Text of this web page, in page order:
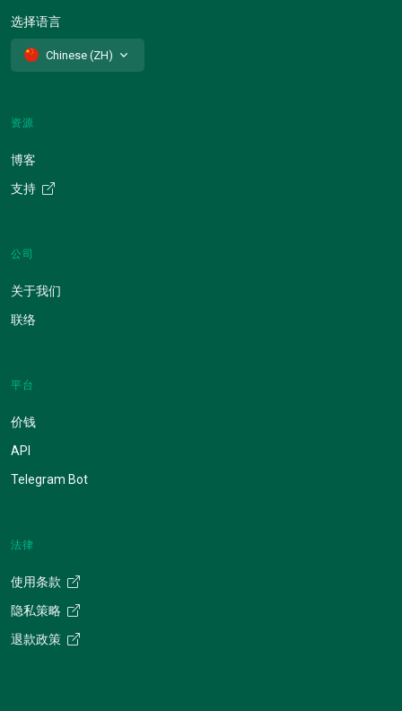
选择语言
Chinese (ZH)
资源
博客
支持
公司
关于我们
联络
平台
价钱
API
Telegram Bot
法律
使用条款
隐私策略
退款政策